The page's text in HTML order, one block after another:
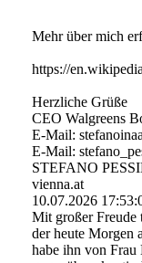
Mehr über mich
https:­//­
Herzliche Grüße
CEO Walgreens
E-Mail:
E-Mail:
STEFANO
vienna.at
10.07.2026
Mit großer Freude
der heute Morgen
habe ihn von